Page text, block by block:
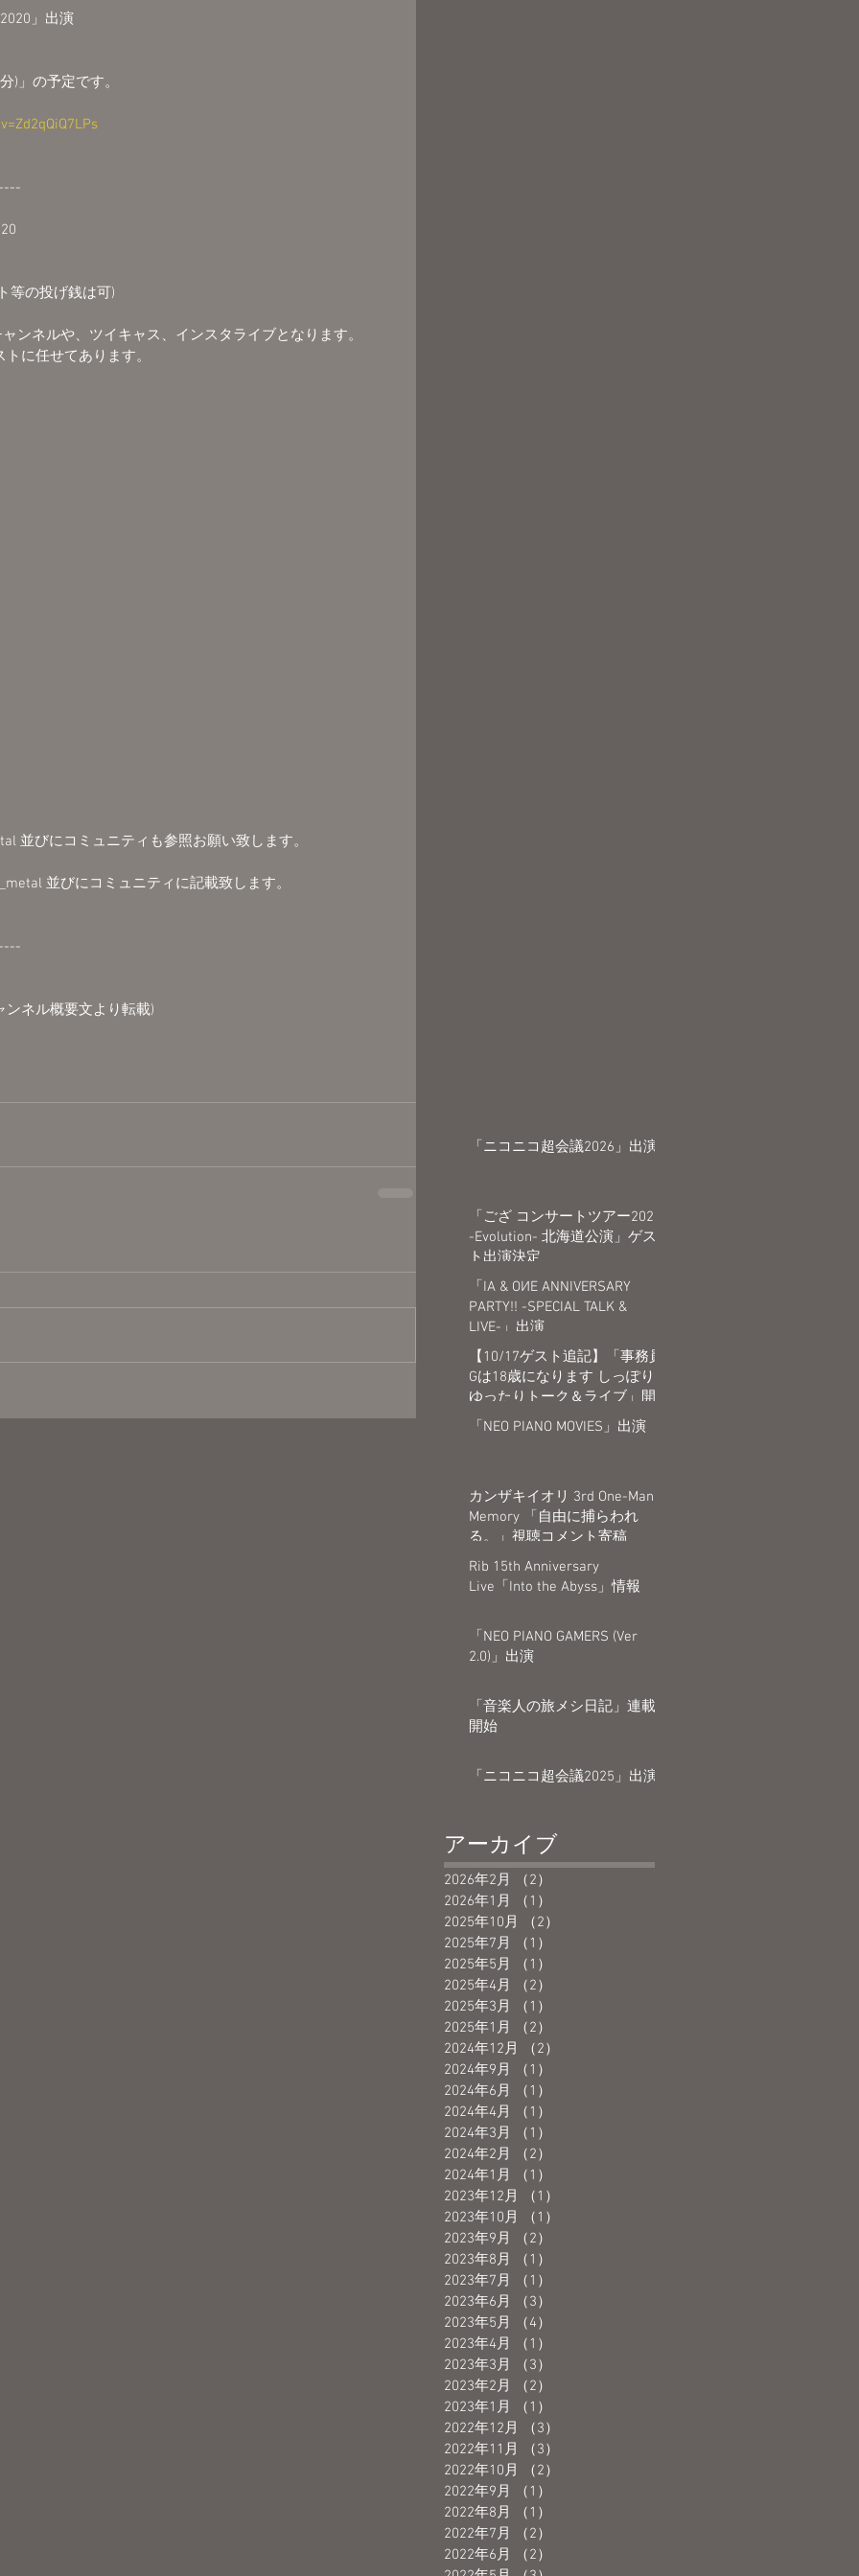
2020」出演
)」の予定です。
等の投げ銭は可)
ンネルや、ツイキャス、インスタライブとなります。
に任せてあります。
並びにコミュニティも参照お願い致します。
並びにコミュニティに記載致します。
ンネル概要文より転載)
「ニコニコ超会議2026」出演
「ござ コンサートツアー2026
-Evolution- 北海道公演」ゲス
ト出演決定
「IA & OИE ANNIVERSARY
PARTY!! -SPECIAL TALK &
LIVE-」出演
【10/17ゲスト追記】「事務員
Gは18歳になります しっぽり
ゆったりトーク＆ライブ」開
催決定
「NEO PIANO MOVIES」出演
カンザキイオリ 3rd One-Man
Memory 「自由に捕らわれ
る。」視聴コメント寄稿
Rib 15th Anniversary
Live「Into the Abyss」情報
「NEO PIANO GAMERS (Ver
2.0)」出演
「音楽人の旅メシ日記」連載
開始
「ニコニコ超会議2025」出演
アーカイブ
2026年2月 （2）
2026年1月
（1）
2025年10月
（2）
2025年7月
（1）
2025年5月
（1）
2025年4月
（2）
2025年3月
（1）
2025年1月
（2）
2024年12月
（2）
2024年9月
（1）
2024年6月
（1）
2024年4月
（1）
2024年3月
（1）
2024年2月
（2）
2024年1月
（1）
2023年12月
（1）
2023年10月
（1）
2023年9月
（2）
2023年8月
（1）
2023年7月
（1）
2023年6月
（3）
2023年5月
（4）
2023年4月
（1）
2023年3月
（3）
2023年2月
（2）
2023年1月
（1）
2022年12月
（3）
2022年11月
（3）
2022年10月
（2）
2022年9月
（1）
2022年8月
（1）
2022年7月
（2）
2022年6月
（2）